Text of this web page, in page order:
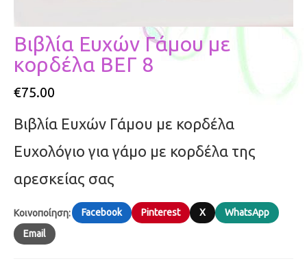
Βιβλία Ευχών Γάμου με
κορδέλα ΒΕΓ 8
€75.00
Βιβλία Ευχών Γάμου με κορδέλα
Ευχολόγιο για γάμο με κορδέλα της
αρεσκείας σας
Κοινοποίηση: Facebook Pinterest X
WhatsApp
Email